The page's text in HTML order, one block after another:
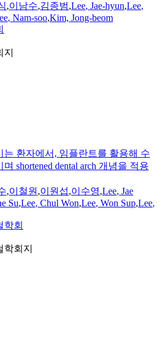
,이남수,김종범,Lee, Jae-hyun,Lee,
, Nam-soo,Kim, Jong-beom
는 환자에서, 임플란트를 활용해 수
shortened dental arch 개념을 적용
,이철원,이원섭,이수영,Lee, Jae
Su,Lee, Chul Won,Lee, Won Sup,Lee,
학회
회지